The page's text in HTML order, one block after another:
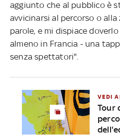
aggiunto che al pubblico è
avvicinarsi al percorso o
parole, e mi dispiace
almeno in Francia - una
senza spettatori".
VEDI
Tour